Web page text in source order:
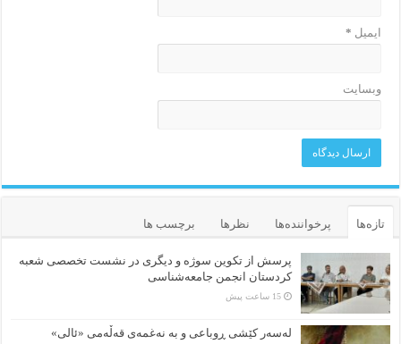
ایمیل *
وبسایت
تازه‌ها پرخواننده‌ها نظرها برچسب ها
پرسش از تکوین سوژه و دیگری در نشست تخصصی شعبه
کردستان انجمن جامعه‌شناسی
15 ساعت پیش
لەسەر کێشی ڕوباعی و به نەغمەی قەڵەمی «ئالی»